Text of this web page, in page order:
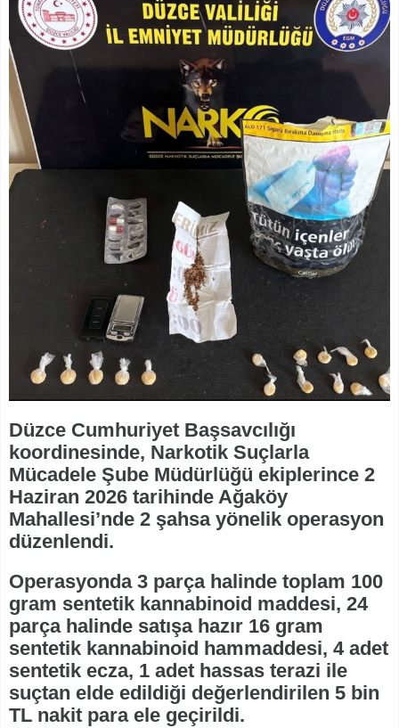
Düzce Cumhuriyet Başsavcılığı
koordinesinde, Narkotik Suçlarla
Mücadele Şube Müdürlüğü ekiplerince 2
Haziran 2026 tarihinde Ağaköy
Mahallesi’nde 2 şahsa yönelik operasyon
düzenlendi.
Operasyonda 3 parça halinde toplam 100
gram sentetik kannabinoid maddesi, 24
parça halinde satışa hazır 16 gram
sentetik kannabinoid hammaddesi, 4 adet
sentetik ecza, 1 adet hassas terazi ile
suçtan elde edildiği değerlendirilen 5 bin
TL nakit para ele geçirildi.